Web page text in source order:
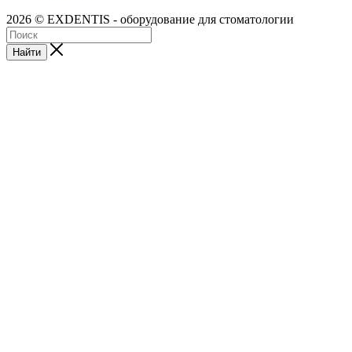
2026 © EXDENTIS - оборудование для стоматологии
Найти